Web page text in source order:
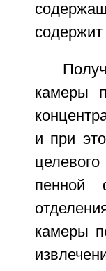
камеры
и при
пенной
камеры